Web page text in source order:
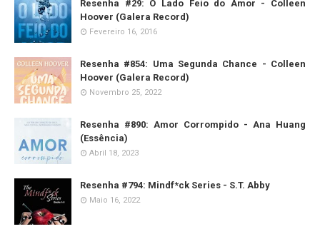
Resenha #29: O Lado Feio do Amor - Colleen
Hoover (Galera Record)
Fevereiro 16, 2016
Resenha #854: Uma Segunda Chance - Colleen
Hoover (Galera Record)
Novembro 25, 2022
Resenha #890: Amor Corrompido - Ana Huang
(Essência)
Abril 18, 2023
Resenha #794: Mindf*ck Series - S.T. Abby
Maio 16, 2022